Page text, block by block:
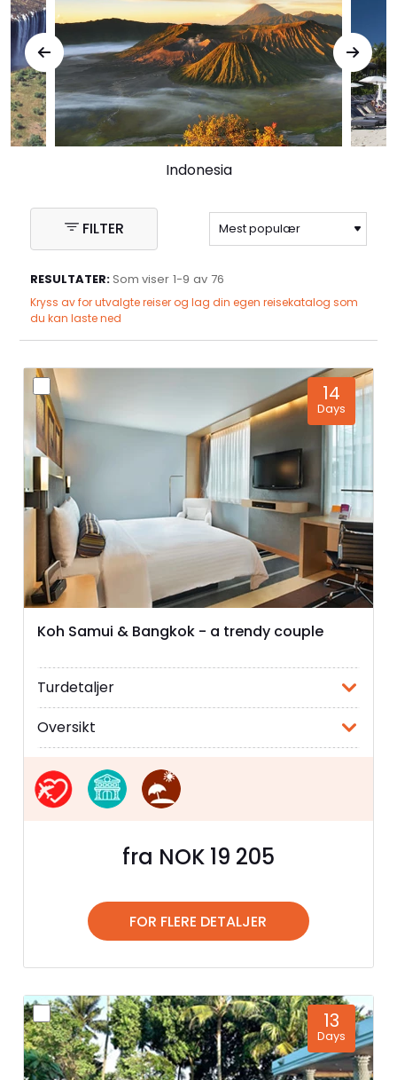
Indonesia
FILTER
RESULTATER: Som viser 1-9 av 76
Kryss av for utvalgte reiser og lag din egen reisekatalog som
du kan laste ned
14
Days
Koh Samui & Bangkok - a trendy couple
Turdetaljer
Oversikt
fra NOK 19 205
FOR FLERE DETALJER
13
Days